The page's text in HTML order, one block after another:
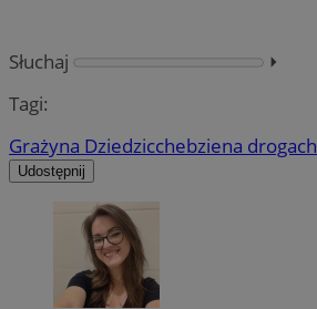
Słuchaj
⏵︎
Tagi:
Grażyna Dziedzicchebziena drogach
Udostępnij